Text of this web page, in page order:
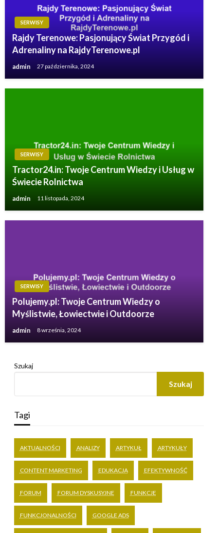
SERWISY
Rajdy Terenowe: Pasjonujący Świat Przygód i
Adrenaliny na RajdyTerenowe.pl
admin 27 października, 2024
SERWISY
Tractor24.in: Twoje Centrum Wiedzy i Usług w
Świecie Rolnictwa
admin 11 listopada, 2024
SERWISY
Polujemy.pl: Twoje Centrum Wiedzy o
Myślistwie, Łowiectwie i Outdoorze
admin 8 września, 2024
Szukaj
Szukaj
Tagi
AKTUALNOŚCI ANALIZY ARTYKUŁ ARTYKUŁY
CONTENT MARKETING EDUKACJA EFEKTYWNOŚĆ
FORUM FORUM DYSKUSYJNE FUNKCJE
FUNKCJONALNOŚCI GOOGLE ADS